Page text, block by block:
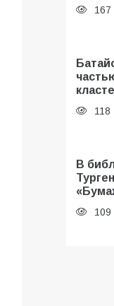
167
118
В
109